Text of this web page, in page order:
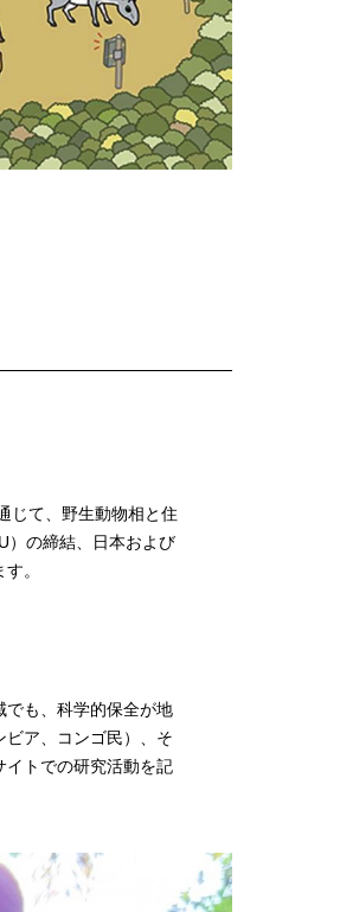
じて、野生動物相と住
）の締結、日本および
。
でも、科学的保全が地
ア、コンゴ民）、そ
イトでの研究活動を記